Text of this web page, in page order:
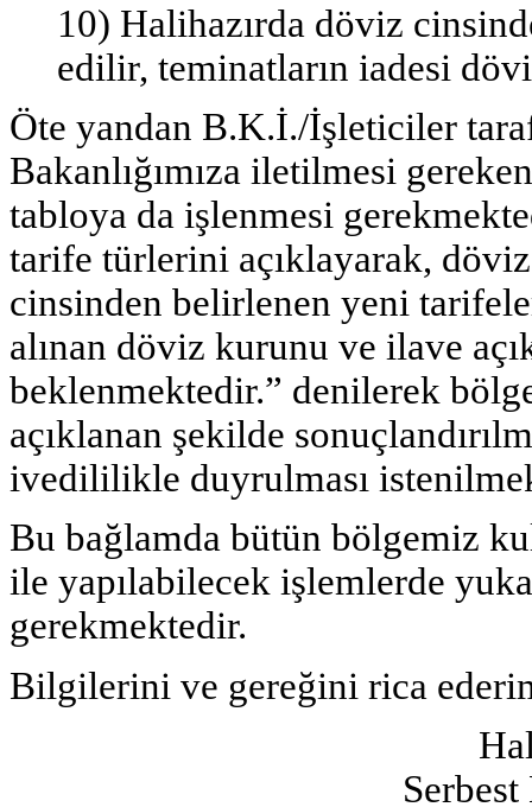
10) Halihazırda döviz
edilir, teminatların iadesi
Öte yandan B.K.İ./İşleticiler
Bakanlığımıza iletilmesi
tabloya da işlenmesi
tarife türlerini açıklayarak,
cinsinden belirlenen yeni
alınan döviz kurunu ve ilave
beklenmektedir.” denilerek
açıklanan şekilde
ivedililikle duyrulması
Bu bağlamda bütün bölgemiz
ile yapılabilecek işlemlerde
gerekmektedir.
Bilgilerini ve gereğini rica